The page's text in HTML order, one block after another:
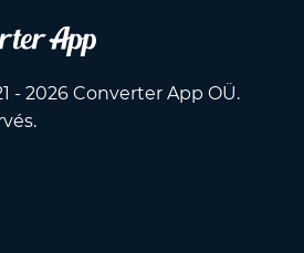
- 2026 Converter App OÜ.